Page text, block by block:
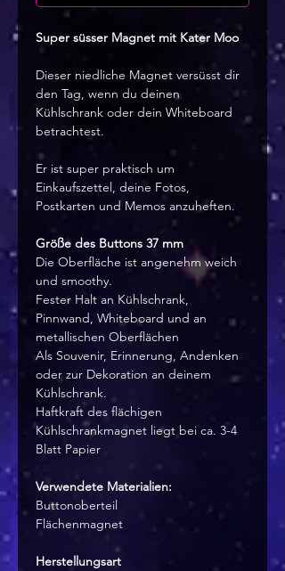
Super süsser Magnet mit Kater Moo
Dieser niedliche Magnet versüsst dir
den Tag, wenn du deinen
Kühlschrank oder dein Whiteboard
betrachtest.
Er ist super praktisch um
Einkaufszettel, deine Fotos,
Postkarten und Memos anzuheften.
Größe des Buttons 37 mm
Die Oberfläche ist angenehm weich
und smoothy.
Fester Halt an Kühlschrank,
Pinnwand, Whiteboard und an
metallischen Oberflächen
Als Souvenir, Erinnerung, Andenken
oder zur Dekoration an deinem
Kühlschrank.
Haftkraft des flächigen
Kühlschrankmagnet liegt bei ca. 3-4
Blatt Papier
Verwendete Materialien:
Buttonoberteil
Flächenmagnet
Herstellungsart